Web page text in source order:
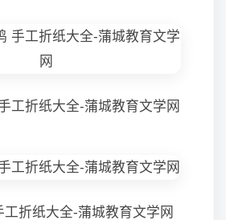
工折纸大全-蒲城教育文学网
折纸大全-蒲城教育文学网